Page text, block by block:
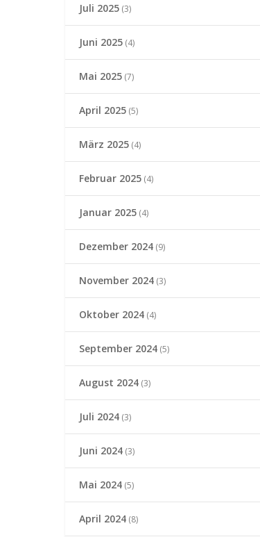
Juli 2025(3)
Juni 2025(4)
Mai 2025(7)
April 2025(5)
März 2025(4)
Februar 2025(4)
Januar 2025(4)
Dezember 2024(9)
November 2024(3)
Oktober 2024(4)
September 2024(5)
August 2024(3)
Juli 2024(3)
Juni 2024(3)
Mai 2024(5)
April 2024(8)